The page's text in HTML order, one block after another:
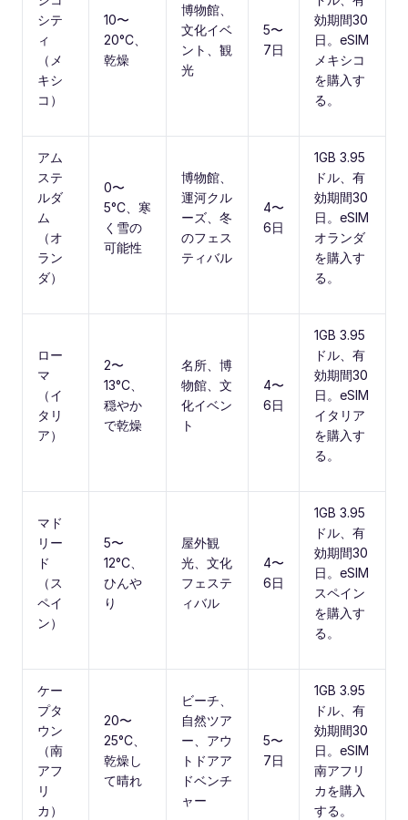
シテ
ィ
（メ
キシ
コ）
10〜
20°C、
乾燥
博物館、
文化イベ
ント、観
光
5〜
7日
効期間30
日。eSIM
メキシコ
を購入す
る。
アム
ステ
ルダ
ム
（オ
ラン
ダ）
0〜
5°C、寒
く雪の
可能性
博物館、
運河クル
ーズ、冬
のフェス
ティバル
4〜
6日
1GB 3.95
ドル、有
効期間30
日。eSIM
オランダ
を購入す
る。
ロー
マ
（イ
タリ
ア）
2〜
13°C、
穏やか
で乾燥
名所、博
物館、文
化イベン
ト
4〜
6日
1GB 3.95
ドル、有
効期間30
日。eSIM
イタリア
を購入す
る。
マド
リー
ド
（ス
ペイ
ン）
5〜
12°C、
ひんや
り
屋外観
光、文化
フェステ
ィバル
4〜
6日
1GB 3.95
ドル、有
効期間30
日。eSIM
スペイン
を購入す
る。
ケー
プタ
ウン
（南
アフ
リ
カ）
20〜
25°C、
乾燥し
て晴れ
ビーチ、
自然ツア
ー、アウ
トドアア
ドベンチ
ャー
5〜
7日
1GB 3.95
ドル、有
効期間30
日。eSIM
南アフリ
カを購入
する。